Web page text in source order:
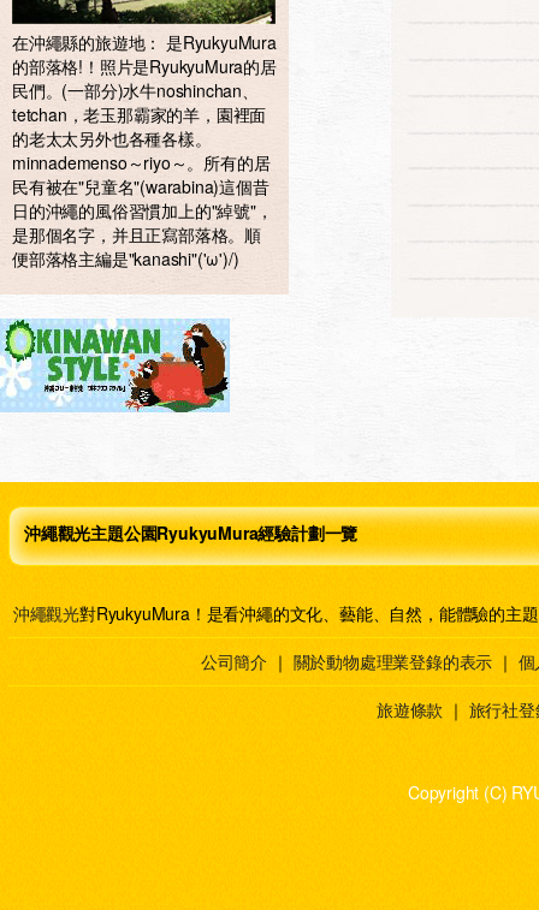
在沖繩縣的旅遊地： 是RyukyuMura
的部落格!！照片是RyukyuMura的居
民們。(一部分)水牛noshinchan、
tetchan，老玉那霸家的羊，園裡面
的老太太另外也各種各樣。
minnademenso～riyo～。所有的居
民有被在"兒童名"(warabina)這個昔
日的沖繩的風俗習慣加上的"綽號"，
是那個名字，并且正寫部落格。順
便部落格主編是"kanashi"('ω')/)
沖繩觀光主題公園RyukyuMura經驗計劃一覽
沖繩觀光對RyukyuMura！是看沖繩的文化、藝能、自然，能體驗的主
公司簡介 ｜ 關於動物處理業登錄的表示 ｜
旅遊條款 ｜ 旅行社
Copyright (C)